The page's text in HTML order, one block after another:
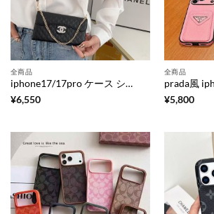
全商品
iphone17/17pro ケース シャネル マトラッセ iphone16/16プロ ケース 手帳型 三つ折り iphone16plus/15plus ケース ショルダー ブランド iphone14/14plusケース チェーンストラップ シャネル 風 iphone13/12 ケース 手帳 財布代わり
¥6,550
全商品
¥5,800